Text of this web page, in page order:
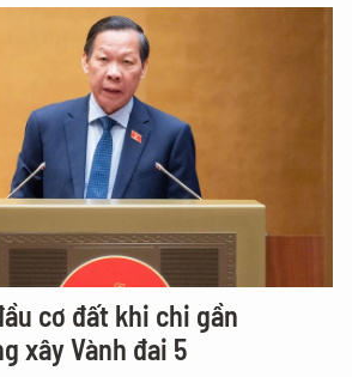
cơ đất khi chi gần
xây Vành đai 5